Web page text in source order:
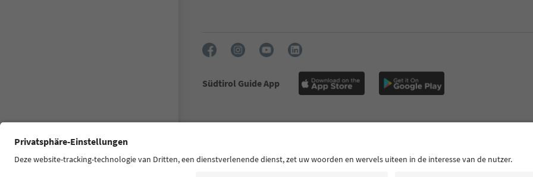
Südtirol Guide App